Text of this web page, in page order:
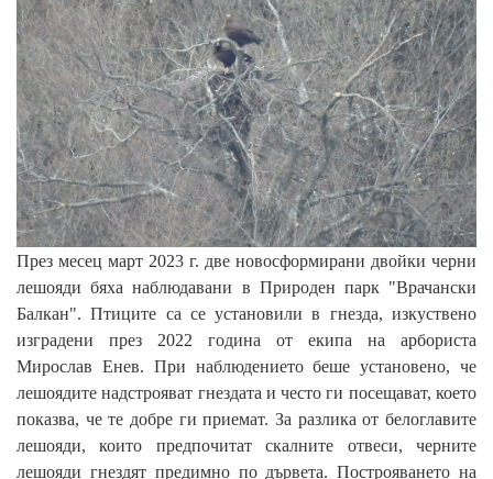
През месец март 2023 г. две новосформирани двойки черни
лешояди бяха наблюдавани в Природен парк "Врачански
Балкан". Птиците са се установили в гнезда, изкуствено
изградени през 2022 година от екипа на арбориста
Мирослав Енев. При наблюдението беше установено, че
лешоядите надстрояват гнездата и често ги посещават, което
показва, че те добре ги приемат. За разлика от белоглавите
лешояди, които предпочитат скалните отвеси, черните
лешояди гнездят предимно по дървета. Построяването на